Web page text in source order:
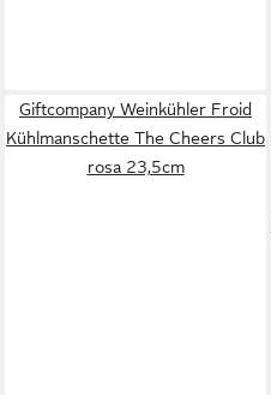
Giftcompany Weinkühler Froid
Kühlmanschette The Cheers Club
rosa 23,5cm